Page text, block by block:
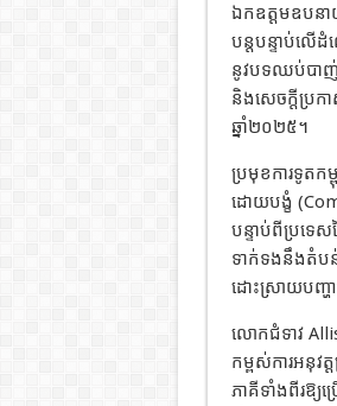
ឯកឧត្តមឧបនា
បន្តបន្ទាប់លើដំ
នូវបទឈប់បាញ់
និងសេចក្ដីប្រក
ឆ្នាំ២០២៥។
ប្រមុខការទូតកម្
ដោយបង្ខំ
បន្ទាប់ពីប្រទេ
ទាក់ទងនឹងតំបន់
ដោះស្រាយបញ្ហ
លោកជំទាវ
កម្ពស់ការអនុវ
ភាគីទាំងពីរឱ្យ